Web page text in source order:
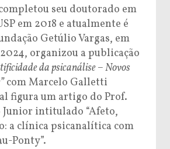
seu doutorado em
em 2018 e atualmente é
Getúlio Vargas, em
organizou a publicação
da psicanálise – Novos
com Marcelo Galletti
figura um artigo do Prof.
Junior intitulado “Afeto,
a clínica psicanalítica com
Ponty”.